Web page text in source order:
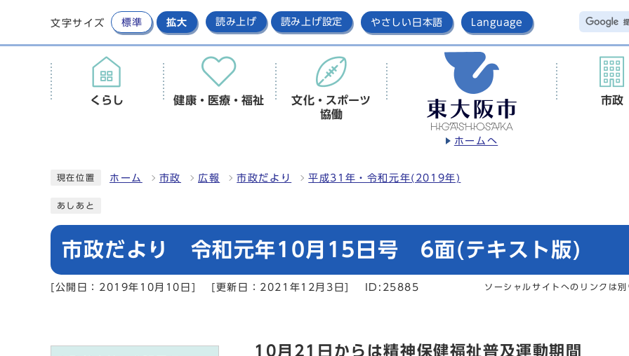
文字サイズ 標準 拡大 読み上げ 読み上げ設定 やさしい日本語 Language
ホームへ
くらし 健康・医療・福祉
文化・スポーツ
協働
市政
現在位置 ホーム 市政 広報 市政だより 平成31年・令和元年(2019年)
あしあと
市政だより 令和元年10月15日号 6面(テキスト版)
[公開日：2019年10月10日] [更新日：2021年12月3日] ID:25885 ソーシャルサイトへのリンクは
10月21日からは精神保健福祉普及運動期間